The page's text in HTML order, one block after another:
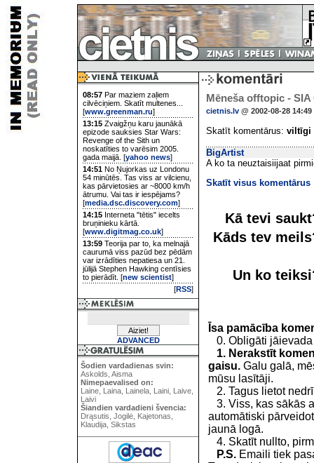
08:57 Par maziem zaļiem
cilvēciņiem. Skatīt multenes...
[www.greenman.ru]
13:15 Zvaigžņu karu jaunākā
epizode sauksies Star Wars:
Revenge of the Sith un
noskatīties to varēsim 2005.
gada maijā. [yahoo news]
14:51 No Ņujorkas uz Londonu
54 minūtēs. Tas viss ar vilcienu,
kas pārvietosies ar ~8000 km/h
ātrumu. Vai tas ir iespējams?
[media.dsc.discovery.com]
14:15 Interneta "tētis" iecelts
bruņinieku kārtā.
[www.digitmag.co.uk]
13:59 Teorija par to, ka melnajā
caurumā viss pazūd bez pēdām
var izrādīties nepatiesa un 21.
jūlijā Stephen Hawking centīsies
to pierādīt. [new scientist]
[RSS]
ADVANCED
Šodien vardadienas svin:
Askolds, Aisma
Nimepaevalised on:
Laine, Laina, Lainela, Laini, Laive,
Laivi
Šiandien vardadieni švencia:
Drąsutis, Jogilė, Kajetonas,
Klaudija, Sikstas
Mēneša offtopic -
cietnis.lv @ 2002-08-28 14:49
Skatīt komentārus: viltīgi
BigArtist
A ko ta neuztaisiijaat
Skatīt visus komentārus
Kā tevi
Kāds tev
Un ko
Īsa pamācība
0. Obligāti jāievada
1. Nerakstīt
gaisu. Galu galā,
mūsu lasītāji.
2. Tagus lietot
3. Viss, kas sākās
automātiski
jaunā logā.
4. Skatīt nullto,
P.S. Emaili tiek